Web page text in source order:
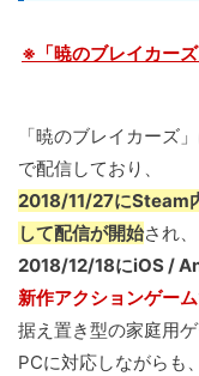
※「暁のブレイカー
「暁のブレイカー
で配信しており、
2018/11/27にSteam
して配信が開始され、
2018/12/18にiOS /
新作アクションゲーム
据え置き型の家庭用
PCに対応しながらも、